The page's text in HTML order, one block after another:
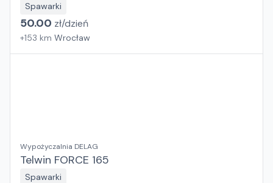
Spawarki
50.00 zł/dzień
+153 km Wrocław
Wypożyczalnia DELAG
Telwin FORCE 165
Spawarki